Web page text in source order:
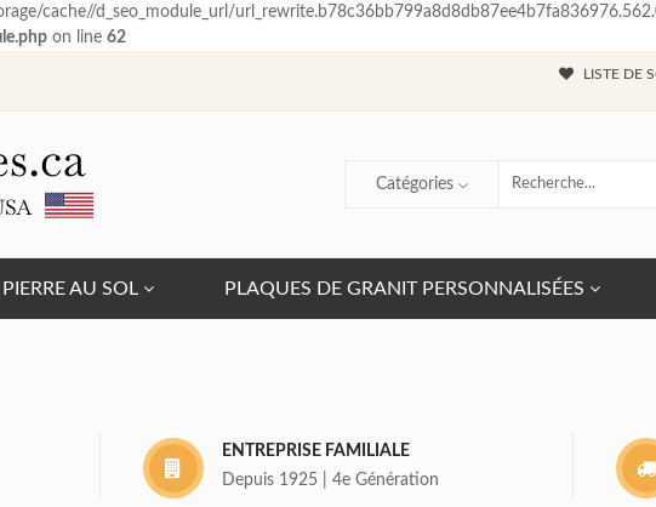
cache//d_seo_module_url/
on line 62
LISTE DE
Catégories
PIERRE AU SOL PLAQUES DE GRANIT PERSONNALISÉES
ENTREPRISE FAMILIALE
Depuis 1925 | 4e Génération